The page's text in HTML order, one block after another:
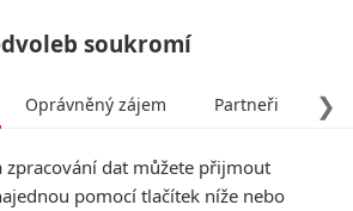
soukromí
❯
Oprávněný zájem Partneři
zpracování dat můžete přijmout
pomocí tlačítek níže nebo